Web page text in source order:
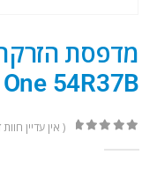
54R37B
( אין עדיין